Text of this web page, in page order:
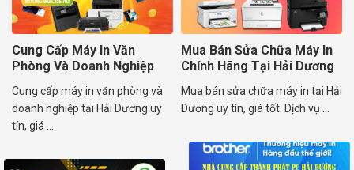
Cung Cấp Máy In Văn
Phòng Và Doanh Nghiệp
Cung cấp máy in văn phòng và
doanh nghiệp tại Hải Dương uy
tín, giá ...
Mua Bán Sửa Chữa Máy In
Chính Hãng Tại Hải Dương
Mua bán sửa chữa máy in tại Hải
Dương uy tín, giá tốt. Dịch vụ ...